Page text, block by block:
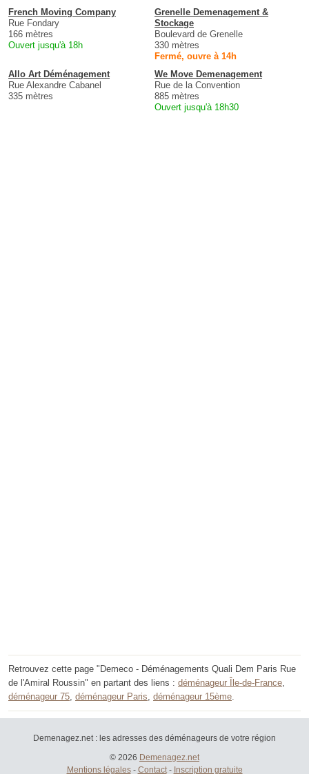
French Moving Company
Rue Fondary
166 mètres
Ouvert jusqu'à 18h
Grenelle Demenagement &
Stockage
Boulevard de Grenelle
330 mètres
Fermé, ouvre à 14h
Allo Art Déménagement
Rue Alexandre Cabanel
335 mètres
We Move Demenagement
Rue de la Convention
885 mètres
Ouvert jusqu'à 18h30
Retrouvez cette page "Demeco - Déménagements Quali Dem Paris Rue
de l'Amiral Roussin" en partant des liens : déménageur Île-de-France
déménageur 75 déménageur Paris déménageur 15ème
Demenagez.net : les adresses des déménageurs de votre région
© 2026 Demenagez.net
Mentions légales- Contact- Inscription gratuite